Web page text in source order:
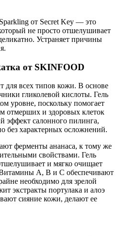
от Secret Key — это
не просто отшелушивает
Устраняет причины
от SKINFOOD
для всех типов кожи. В основе
гликолевой кислоты. Гель
уровне, поскольку помогает
отмерших и здоровых клеток
эффект салонного пилинга,
без характерных осложнений.
ферменты ананаса, к тому же
свойствами. Гель
и мягко очищает
А, В и С обеспечивают
необходимо для зрелой
экстракты портулака и алоэ
сияние кожи, делают ее